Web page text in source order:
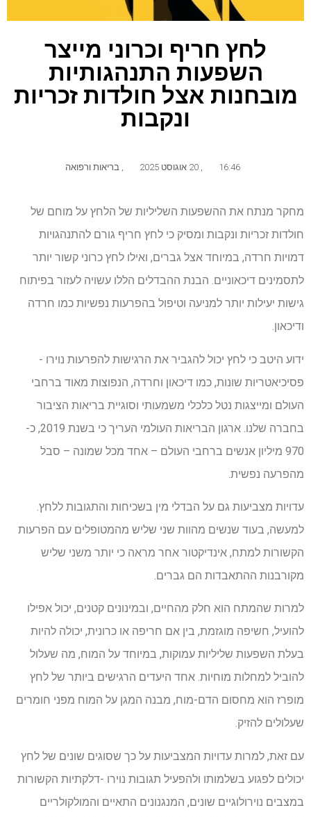
לחץ חריף וכרוני מייצר
השפעות התנהגותיות
מובחנות אצל חולדות זכריות
ונקבות
16:46 בריאות ורפואה
מחקר מנתח את ההשפעות השליליות של הלחץ על מוחם של
חולדות זכריות ונקבות ומסיק כי לחץ חריף גורם להתנהגויות
דמויות חרדה, במיוחד אצל גברים, ואילו לחץ כרוני קשור יותר
לתסמינים דיכאוניים. הבנת ההבדלים הללו עשויה לעזור בפיתוח
גישות יעילות יותר למניעה וטיפול בהפרעות נפשיות כמו חרדה
ודיכאון.
ידוע היטב כי לחץ יכול להגביר את הרגישות להפרעות נוירו -
פסיכיאטריות שונות, כמו דיכאון וחרדה, הנפוצות מאוד ברחבי
העולם ומייצגות נטל כלכלי משמעותי וסוגיית בריאות הציבור
בחברה שלנו. ארגון הבריאות העולמי העריך כי בשנת 2019, כ-
970 מיליון אנשים ברחבי העולם – אחד מכל שמונה – סבל
מהפרעה נפשית.
עדויות מצביעות גם על הבדלי מין בשכיחות והתגובות ללחץ.
למעשה, בעוד שנשים מהוות שני שליש מהמטופלים עם הפרעות
הקשורות למתח, אינדיקטור אחר מראה כי יותר משני שליש
מקורבנות ההתאבדות הם גברים.
למרות שהמתח הוא חלק מהחיים, ובמינונים קטנים, יכול אפילו
להועיל, חשיפה מוגזמת, בין אם חריפה או כרונית, יכולה להיות
בעלת השפעות שליליות עמוקות, במיוחד על המוח, מה שעלול
להוביל למחלות מוחיות. אחד היעדים הרגישים ביותר של לחץ
מופרז הוא מחסום הדם-מוח, מבנה המגן על המוח מפני חומרים
שעלולים להזיק.
עם זאת, למרות עדויות המצביעות על כך שסוגים שונים של לחץ
יכולים לפגוע בשלמותו ולהפעיל תגובות נוירו -דלקתיות הקשורות
במצבים נוירולוגיים שונים, המנגנונים התאיים והמולקולריים